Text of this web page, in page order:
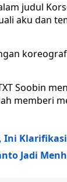
judul
aku dan
Soobin
memberi
Ini
Jadi